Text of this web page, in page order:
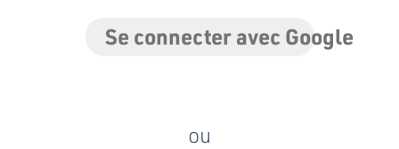
Se connecter avec Google
ou